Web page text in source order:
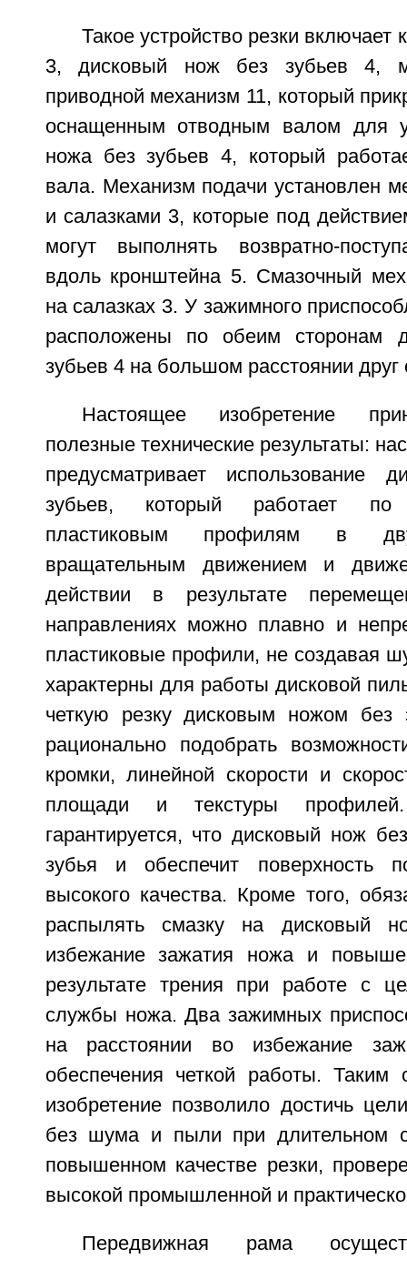
Такое устройство резки включает
3, дисковый нож без зубьев 4,
приводной механизм 11, который
оснащенным отводным валом для
ножа без зубьев 4, который
вала. Механизм подачи установлен
и салазками 3, которые под
могут выполнять возвратно-
вдоль кронштейна 5. Смазочный
на салазках 3. У зажимного
расположены по обеим сторонам
зубьев 4 на большом расстоянии друг
Настоящее изобретение
полезные технические результаты:
предусматривает использование
зубьев, который работает по
пластиковым профилям в
вращательным движением и
действии в результате
направлениях можно плавно и
пластиковые профили, не создавая
характерны для работы дисковой
четкую резку дисковым ножом без
рационально подобрать
кромки, линейной скорости и
площади и текстуры
гарантируется, что дисковый нож
зубья и обеспечит поверхность
высокого качества. Кроме того,
распылять смазку на дисковый
избежание зажатия ножа и
результате трения при работе с
службы ножа. Два зажимных
на расстоянии во избежание
обеспечения четкой работы. Таким
изобретение позволило достичь
без шума и пыли при длительном
повышенном качестве резки,
высокой промышленной и
Передвижная рама